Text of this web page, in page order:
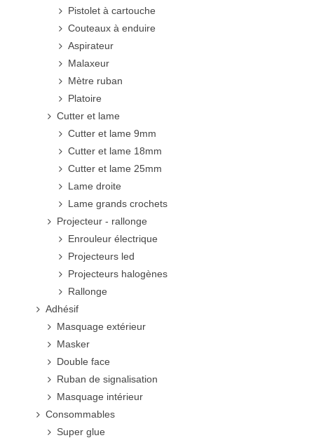
Pistolet à cartouche
Couteaux à enduire
Aspirateur
Malaxeur
Mètre ruban
Platoire
Cutter et lame
Cutter et lame 9mm
Cutter et lame 18mm
Cutter et lame 25mm
Lame droite
Lame grands crochets
Projecteur - rallonge
Enrouleur électrique
Projecteurs led
Projecteurs halogènes
Rallonge
Adhésif
Masquage extérieur
Masker
Double face
Ruban de signalisation
Masquage intérieur
Consommables
Super glue